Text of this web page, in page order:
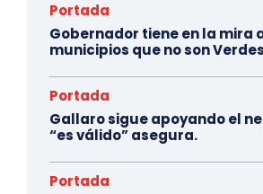
Portada
Gobernador tiene en la mira
municipios que no son Verdes
Portada
Gallaro sigue apoyando el
“es válido” asegura.
Portada